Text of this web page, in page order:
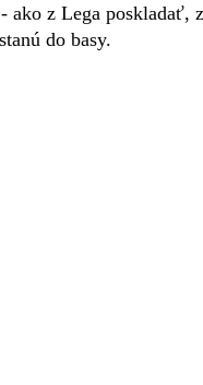
ako z Lega poskladať,
do basy.